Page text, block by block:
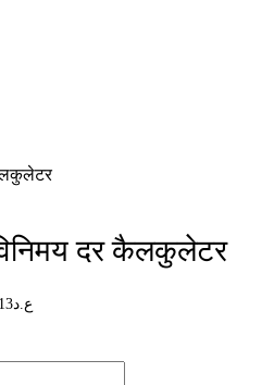
दर कैलकुलेटर
LMTS / IQD：1 LMTS = ع.د85.13